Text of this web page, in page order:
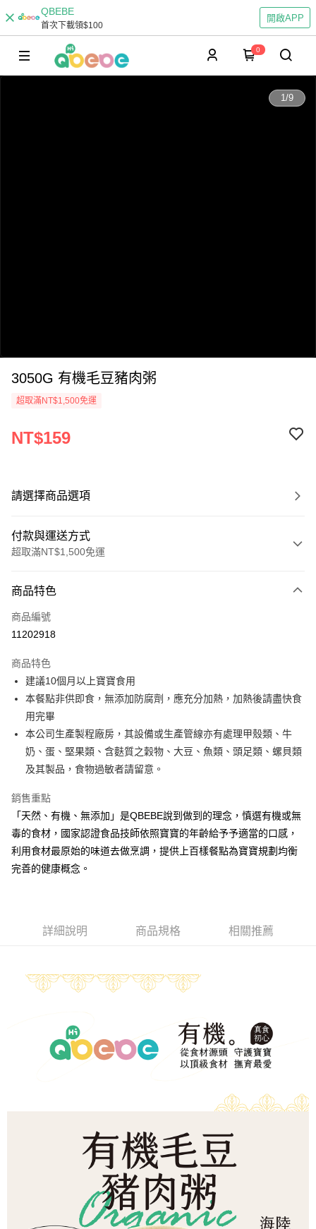
QBEBE
首次下載領$100
開啟APP
0
0:47
1/9
3050G 有機毛豆豬肉粥
超取滿NT$1,500免運
NT$159
請選擇商品選項
付款與運送方式
超取滿NT$1,500免運
信用卡一次付款
LINE Pay
街口支付
悠遊付
全盈+PAY
AFTEE先享後付
相關說明
AFTEE先享後付是「在收到商品之後才付款」的支付方式。 讓您購物簡單
便利好安心！
１．簡單：不需註冊會員、不需綁卡、不需儲值。
２．便利：只要手機號碼，簡訊認證，即可結帳。
３．安心：先確認商品／服務後，再付款。
３．收到繳費通知簡訊後14天內，點擊此簡訊中的連結，可透過四大超商／
後付繳納相關費用。
※ 交易是否成功請以「AFTEE先享後付 」之結帳頁面顯示為準，若有關於
【注意事項】
１．透過由恩沛科技股份有限公司提供之「AFTEE先享後付」服務完成之交
易，需依本服務之必要範圍內提供個人資料，並將交易相關給付款項請求債
「AFTEE先享後付」，若未經同意申辦者引起之損失，本公司不負相關責
４．使用「AFTEE先享後付」時，將依據個別帳號之用戶狀況，依本公司即
時審查核予不同之上限額度；若仍有額度不足之情形，本公司將視審查結果
請求用戶進行身份認證。
５．嚴禁一人註冊多個帳號或使用他人資訊註冊。若發現惡意使用之情形，
恩沛科技股份有限公司將有權停止該用戶之使用額度並採取法律行動。
ATM付款
運送方式
冷凍付款後全家取貨(最快取貨為下單後+2日)
每筆NT$130，滿NT$1,500(含以上)免運費
冷凍宅配-離島
商品特色
商品編號
11202918
商品特色
建議10個月以上寶寶食用
本餐點非供即食，無添加防腐劑，應充分加熱，加熱後請盡快食
用完畢
本公司生產製程廠房，其設備或生產管線亦有處理甲殼類、牛
奶、蛋、堅果類、含麩質之穀物、大豆、魚類、頭足類、螺貝類
及其製品，食物過敏者請留意。
銷售重點
「天然、有機、無添加」是QBEBE說到做到的理念，慎選有機或無
毒的食材，國家認證食品技師依照寶寶的年齡給予予適當的口感，
利用食材最原始的味道去做烹調，提供上百樣餐點為寶寶規劃均衡
完善的健康概念。
詳細說明 商品規格 相關推薦